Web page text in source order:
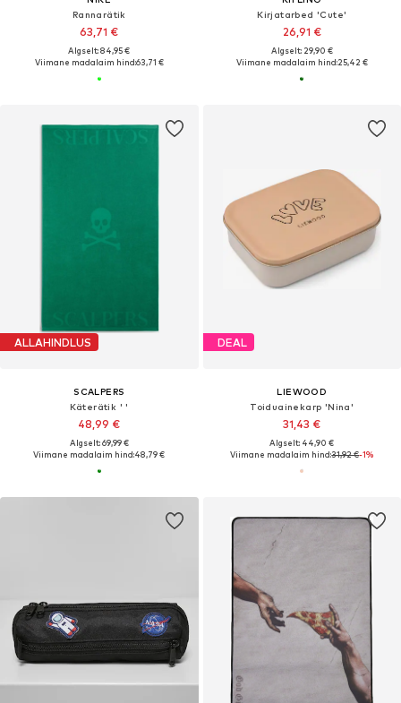
Rannarätik
63,71 €
Algselt: 84,95 €
Viimane madalaim hind:63,71 €
Kirjatarbed 'Cute'
26,91 €
Algselt: 29,90 €
Viimane madalaim hind:25,42 €
ALLAHINDLUS
SCALPERS
Käterätik ' '
48,99 €
Algselt: 69,99 €
Viimane madalaim hind:48,79 €
DEAL
LIEWOOD
Toiduainekarp 'Nina'
31,43 €
Algselt: 44,90 €
Viimane madalaim hind:31,92 €-1%